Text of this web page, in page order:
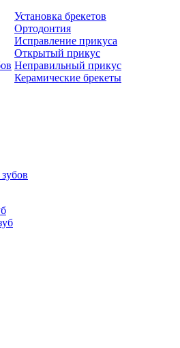
Установка брекетов
Ортодонтия
Исправление прикуса
Открытый прикус
Неправильный прикус
Керамические брекеты